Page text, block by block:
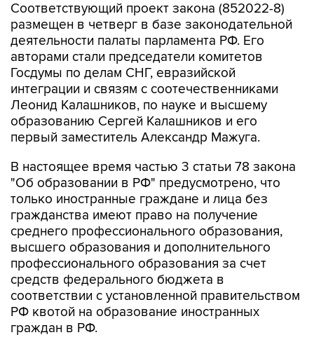
Соответствующий проект закона (852022-8)
размещен в четверг в базе законодательной
деятельности палаты парламента РФ. Его
авторами стали председатели комитетов
Госдумы по делам СНГ, евразийской
интеграции и связям с соотечественниками
Леонид Калашников, по науке и высшему
образованию Сергей Калашников и его
первый заместитель Александр Мажуга.
В настоящее время частью 3 статьи 78 закона
"Об образовании в РФ" предусмотрено, что
только иностранные граждане и лица без
гражданства имеют право на получение
среднего профессионального образования,
высшего образования и дополнительного
профессионального образования за счет
средств федерального бюджета в
соответствии с установленной правительством
РФ квотой на образование иностранных
граждан в РФ.